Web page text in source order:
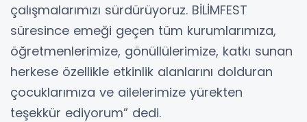
çalışmalarımızı sürdürüyoruz. BİLİMFEST
süresince emeği geçen tüm kurumlarımıza,
öğretmenlerimize, gönüllülerimize, katkı sunan
herkese özellikle etkinlik alanlarını dolduran
çocuklarımıza ve ailelerimize yürekten
teşekkür ediyorum” dedi.